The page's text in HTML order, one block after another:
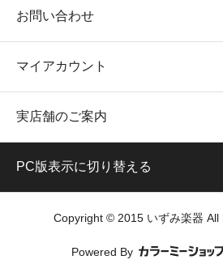
お問い合わせ
マイアカウント
実店舗のご案内
PC版表示に切り替える
Copyright © 2015 いずみ楽器 All
Powered By